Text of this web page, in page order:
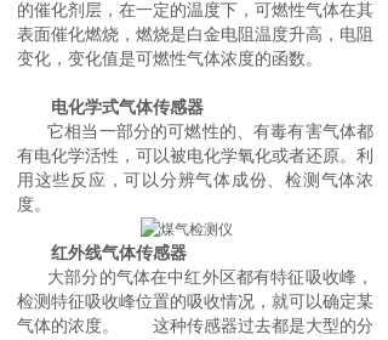
的催化剂层，在一定的温度下，可燃性气体在其
表面催化燃烧，燃烧是白金电阻温度升高，电阻
变化，变化值是可燃性气体浓度的函数。
电化学式气体传感器‍
它相当一部分的可燃性的、有毒有害气体都
有电化学活性，可以被电化学氧化或者还原。利
用这些反应，可以分辨气体成份、检测气体浓
度。
红外线气体传感器‍
大部分的气体在中红外区都有特征吸收峰，
检测特征吸收峰位置的吸收情况，就可以确定某
气体的浓度。 这种传感器过去都是大型的分
检测报告
知识科普
热门专题
行业新闻
检测问答 >